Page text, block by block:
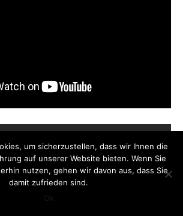
um sicherzustellen, dass wir Ihnen die
auf unserer Website bieten. Wenn Sie
nutzen, gehen wir davon aus, dass Sie
damit zufrieden sind.
Ok